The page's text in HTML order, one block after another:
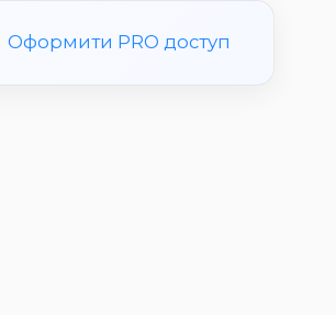
Оформити PRO доступ